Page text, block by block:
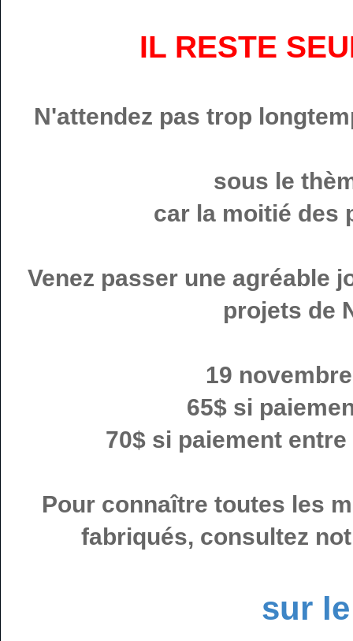
IL RESTE
N'attendez pas trop
sous le
car la moitié des
Venez passer une agréable
projets de
19
65$ si
70$ si paiement
Pour connaître toutes les
fabriqués, consultez
sur